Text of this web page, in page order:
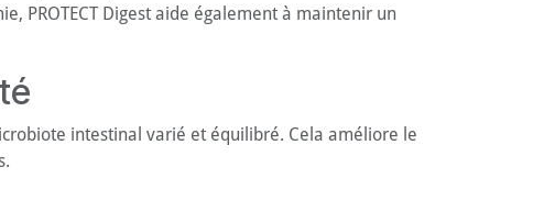
PROTECT Digest aide également à maintenir un
intestinal varié et équilibré. Cela améliore le